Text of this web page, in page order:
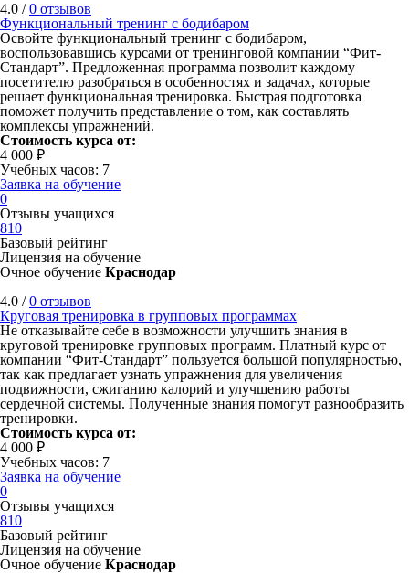
4.0 /0 отзывов
Функциональный тренинг с бодибаром
Освойте функциональный тренинг с бодибаром,
воспользовавшись курсами от тренинговой компании “Фит-
Стандарт”. Предложенная программа позволит каждому
посетителю разобраться в особенностях и задачах, которые
решает функциональная тренировка. Быстрая подготовка
поможет получить представление о том, как составлять
комплексы упражнений.
Стоимость курса от:
4 000 ₽
Учебных часов: 7
Заявка на обучение
0
Отзывы учащихся
810
Базовый рейтинг
Лицензия на обучение
Очное обучение Краснодар
4.0 /0 отзывов
Круговая тренировка в групповых программах
Не отказывайте себе в возможности улучшить знания в
круговой тренировке групповых программ. Платный курс от
компании “Фит-Стандарт” пользуется большой популярностью,
так как предлагает узнать упражнения для увеличения
подвижности, сжиганию калорий и улучшению работы
сердечной системы. Полученные знания помогут разнообразить
тренировки.
Стоимость курса от:
4 000 ₽
Учебных часов: 7
Заявка на обучение
0
Отзывы учащихся
810
Базовый рейтинг
Лицензия на обучение
Очное обучение Краснодар